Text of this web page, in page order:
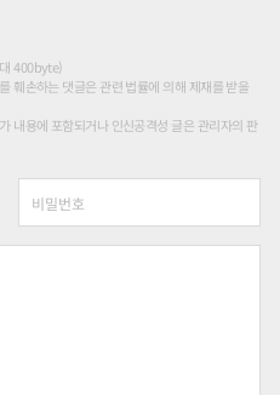
400byte)
훼손하는 댓글은 관련 법률에 의해 제재를 받을
내용에 포함되거나 인신공격성 글은 관리자의 판